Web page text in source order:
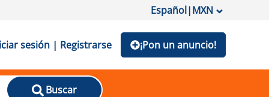
Español|MXN
sesión | Registrarse ¡Pon un anuncio!
Buscar